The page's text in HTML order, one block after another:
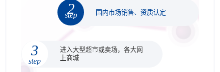
2
step 国内市场销售、资质认定
3
step
进入大型超市或卖场，各大网
上商城